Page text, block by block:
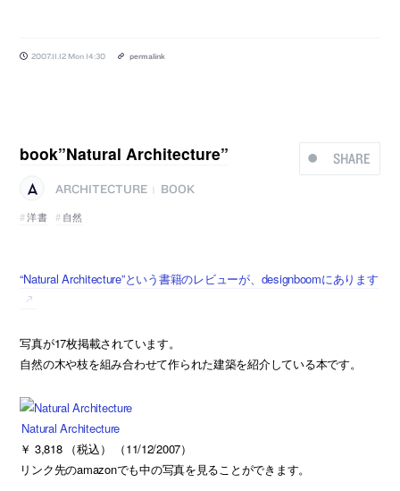
2007.11.12 Mon 14:30 permalink
SHARE
book”Natural Architecture”
ARCHITECTURE
BOOK
洋書
自然
“Natural Architecture”という書籍のレビューが、designboomにあります
写真が17枚掲載されています。
自然の木や枝を組み合わせて作られた建築を紹介している本です。
Natural Architecture
￥ 3,818 （税込） （11/12/2007）
リンク先のamazonでも中の写真を見ることができます。